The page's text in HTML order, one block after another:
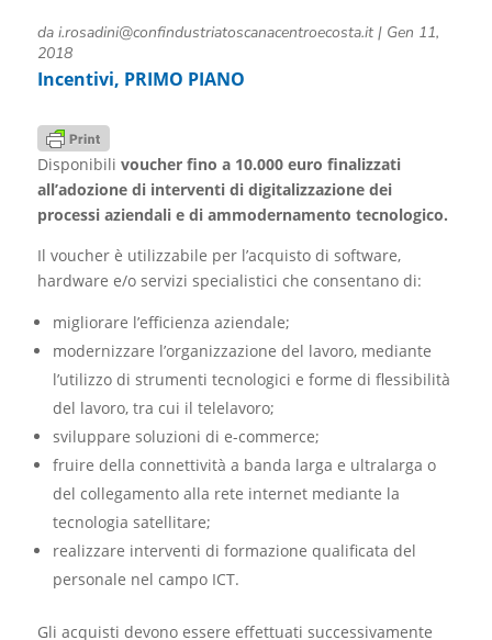
da i.rosadini@confindustriatoscanacentroecosta.it| Gen 11,
2018
Incentivi, PRIMO PIANO
Disponibili voucher fino a 10.000 euro finalizzati
all’adozione di interventi di digitalizzazione dei
processi aziendali e di ammodernamento tecnologico.
Il voucher è utilizzabile per l’acquisto di software,
hardware e/o servizi specialistici che consentano di:
migliorare l’efficienza aziendale;
modernizzare l’organizzazione del lavoro, mediante
l’utilizzo di strumenti tecnologici e forme di flessibilità
del lavoro, tra cui il telelavoro;
sviluppare soluzioni di e-commerce;
fruire della connettività a banda larga e ultralarga o
del collegamento alla rete internet mediante la
tecnologia satellitare;
realizzare interventi di formazione qualificata del
personale nel campo ICT.
Gli acquisti devono essere effettuati successivamente